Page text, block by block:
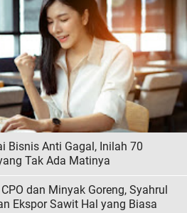
Bisnis Anti Gagal, Inilah 70
Tak Ada Matinya
dan Minyak Goreng, Syahrul
Ekspor Sawit Hal yang Biasa